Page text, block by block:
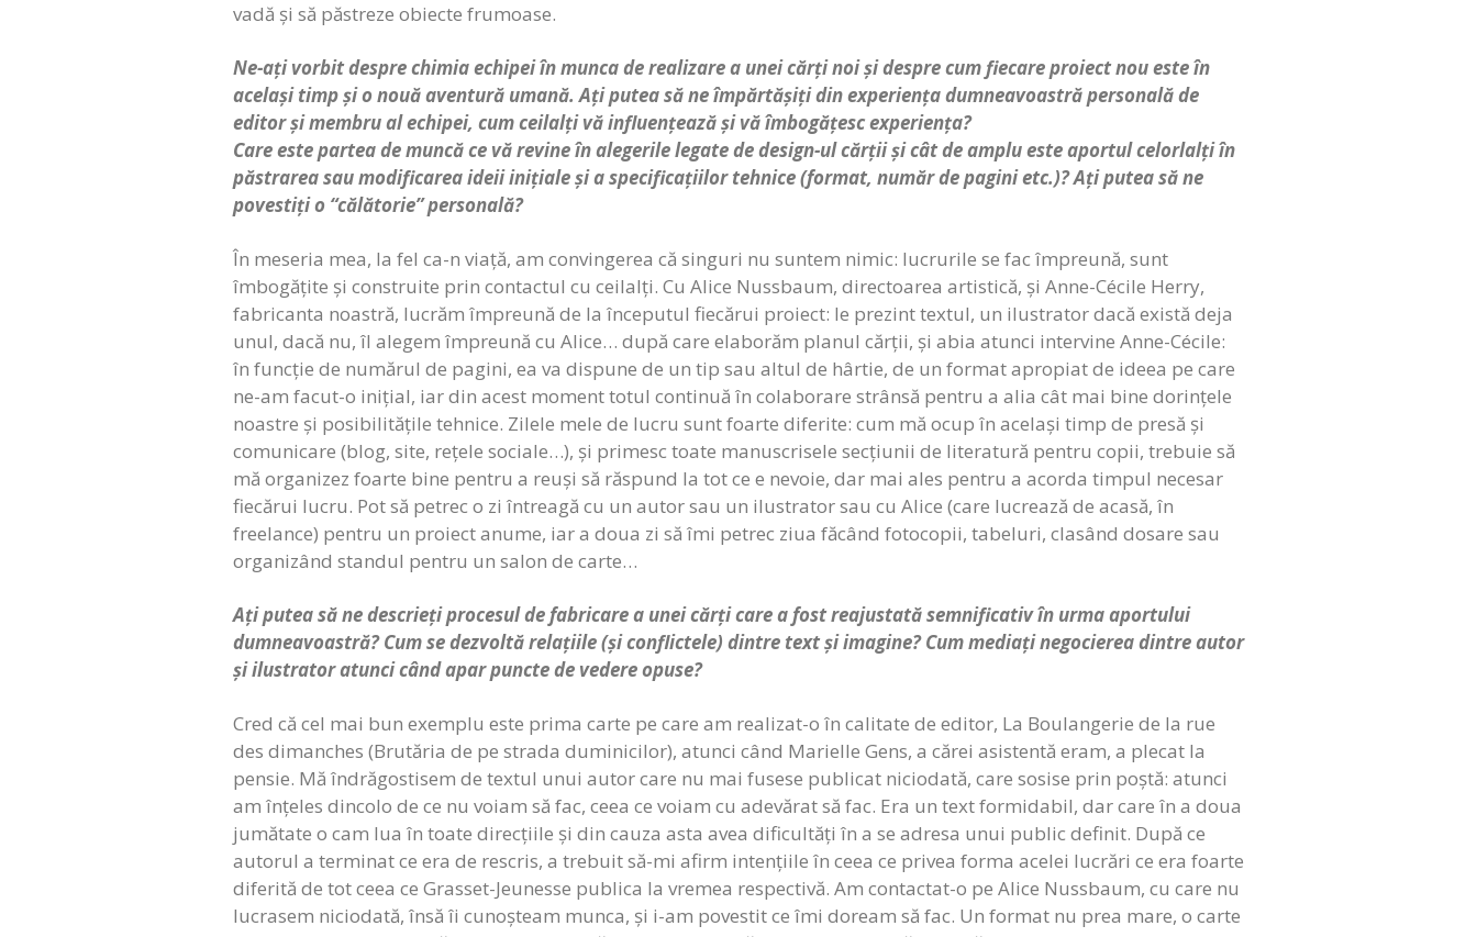
vadă și să păstreze obiecte frumoase.
Ne-ați vorbit despre chimia echipei în munca de realizare a unei cărți noi și despre cum fiecare proiect nou este în
același timp și o nouă aventură umană. Ați putea să ne împărtășiți din experiența dumneavoastră personală de
editor și membru al echipei, cum ceilalți vă influențează și vă îmbogățesc experiența?
Care este partea de muncă ce vă revine în alegerile legate de design-ul cărții și cât de amplu este aportul celorlalți în
păstrarea sau modificarea ideii inițiale și a specificațiilor tehnice (format, număr de pagini etc.)? Ați putea să ne
povestiți o “călătorie” personală?
În meseria mea, la fel ca-n viață, am convingerea că singuri nu suntem nimic: lucrurile se fac împreună, sunt
îmbogățite și construite prin contactul cu ceilalți. Cu Alice Nussbaum, directoarea artistică, și Anne-Cécile Herry,
fabricanta noastră, lucrăm împreună de la începutul fiecărui proiect: le prezint textul, un ilustrator dacă există deja
unul, dacă nu, îl alegem împreună cu Alice… după care elaborăm planul cărții, și abia atunci intervine Anne-Cécile:
în funcție de numărul de pagini, ea va dispune de un tip sau altul de hârtie, de un format apropiat de ideea pe care
ne-am facut-o inițial, iar din acest moment totul continuă în colaborare strânsă pentru a alia cât mai bine dorințele
noastre și posibilitățile tehnice. Zilele mele de lucru sunt foarte diferite: cum mă ocup în același timp de presă și
comunicare (blog, site, rețele sociale…), și primesc toate manuscrisele secțiunii de literatură pentru copii, trebuie să
mă organizez foarte bine pentru a reuși să răspund la tot ce e nevoie, dar mai ales pentru a acorda timpul necesar
fiecărui lucru. Pot să petrec o zi întreagă cu un autor sau un ilustrator sau cu Alice (care lucrează de acasă, în
freelance) pentru un proiect anume, iar a doua zi să îmi petrec ziua făcând fotocopii, tabeluri, clasând dosare sau
organizând standul pentru un salon de carte…
Ați putea să ne descrieți procesul de fabricare a unei cărți care a fost reajustată semnificativ în urma aportului
dumneavoastră? Cum se dezvoltă relațiile (și conflictele) dintre text și imagine? Cum mediați negocierea dintre autor
și ilustrator atunci când apar puncte de vedere opuse?
Cred că cel mai bun exemplu este prima carte pe care am realizat-o în calitate de editor, La Boulangerie de la rue
des dimanches (Brutăria de pe strada duminicilor), atunci când Marielle Gens, a cărei asistentă eram, a plecat la
pensie. Mă îndrăgostisem de textul unui autor care nu mai fusese publicat niciodată, care sosise prin poștă: atunci
am înțeles dincolo de ce nu voiam să fac, ceea ce voiam cu adevărat să fac. Era un text formidabil, dar care în a doua
jumătate o cam lua în toate direcțiile și din cauza asta avea dificultăți în a se adresa unui public definit. După ce
autorul a terminat ce era de rescris, a trebuit să-mi afirm intențiile în ceea ce privea forma acelei lucrări ce era foarte
diferită de tot ceea ce Grasset-Jeunesse publica la vremea respectivă. Am contactat-o pe Alice Nussbaum, cu care nu
lucrasem niciodată, însă îi cunoșteam munca, și i-am povestit ce îmi doream să fac. Un format nu prea mare, o carte